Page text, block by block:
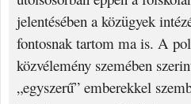
jelentésében a közügyek
fontosnak tartom ma is. A
közvélemény szemében
„egyszerű” emberekkel